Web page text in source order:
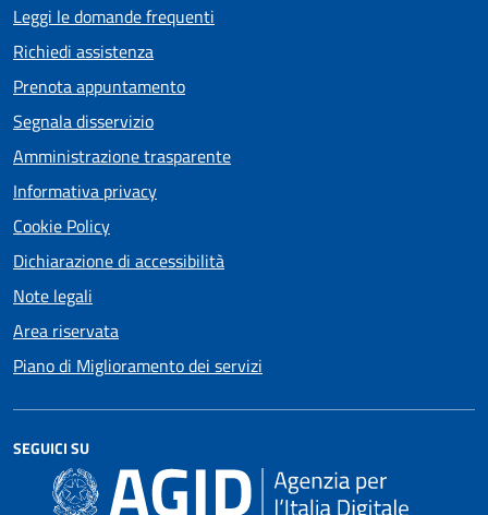
Leggi le domande frequenti
Richiedi assistenza
Prenota appuntamento
Segnala disservizio
Amministrazione trasparente
Informativa privacy
Cookie Policy
Dichiarazione di accessibilità
Note legali
Area riservata
Piano di Miglioramento dei servizi
SEGUICI SU